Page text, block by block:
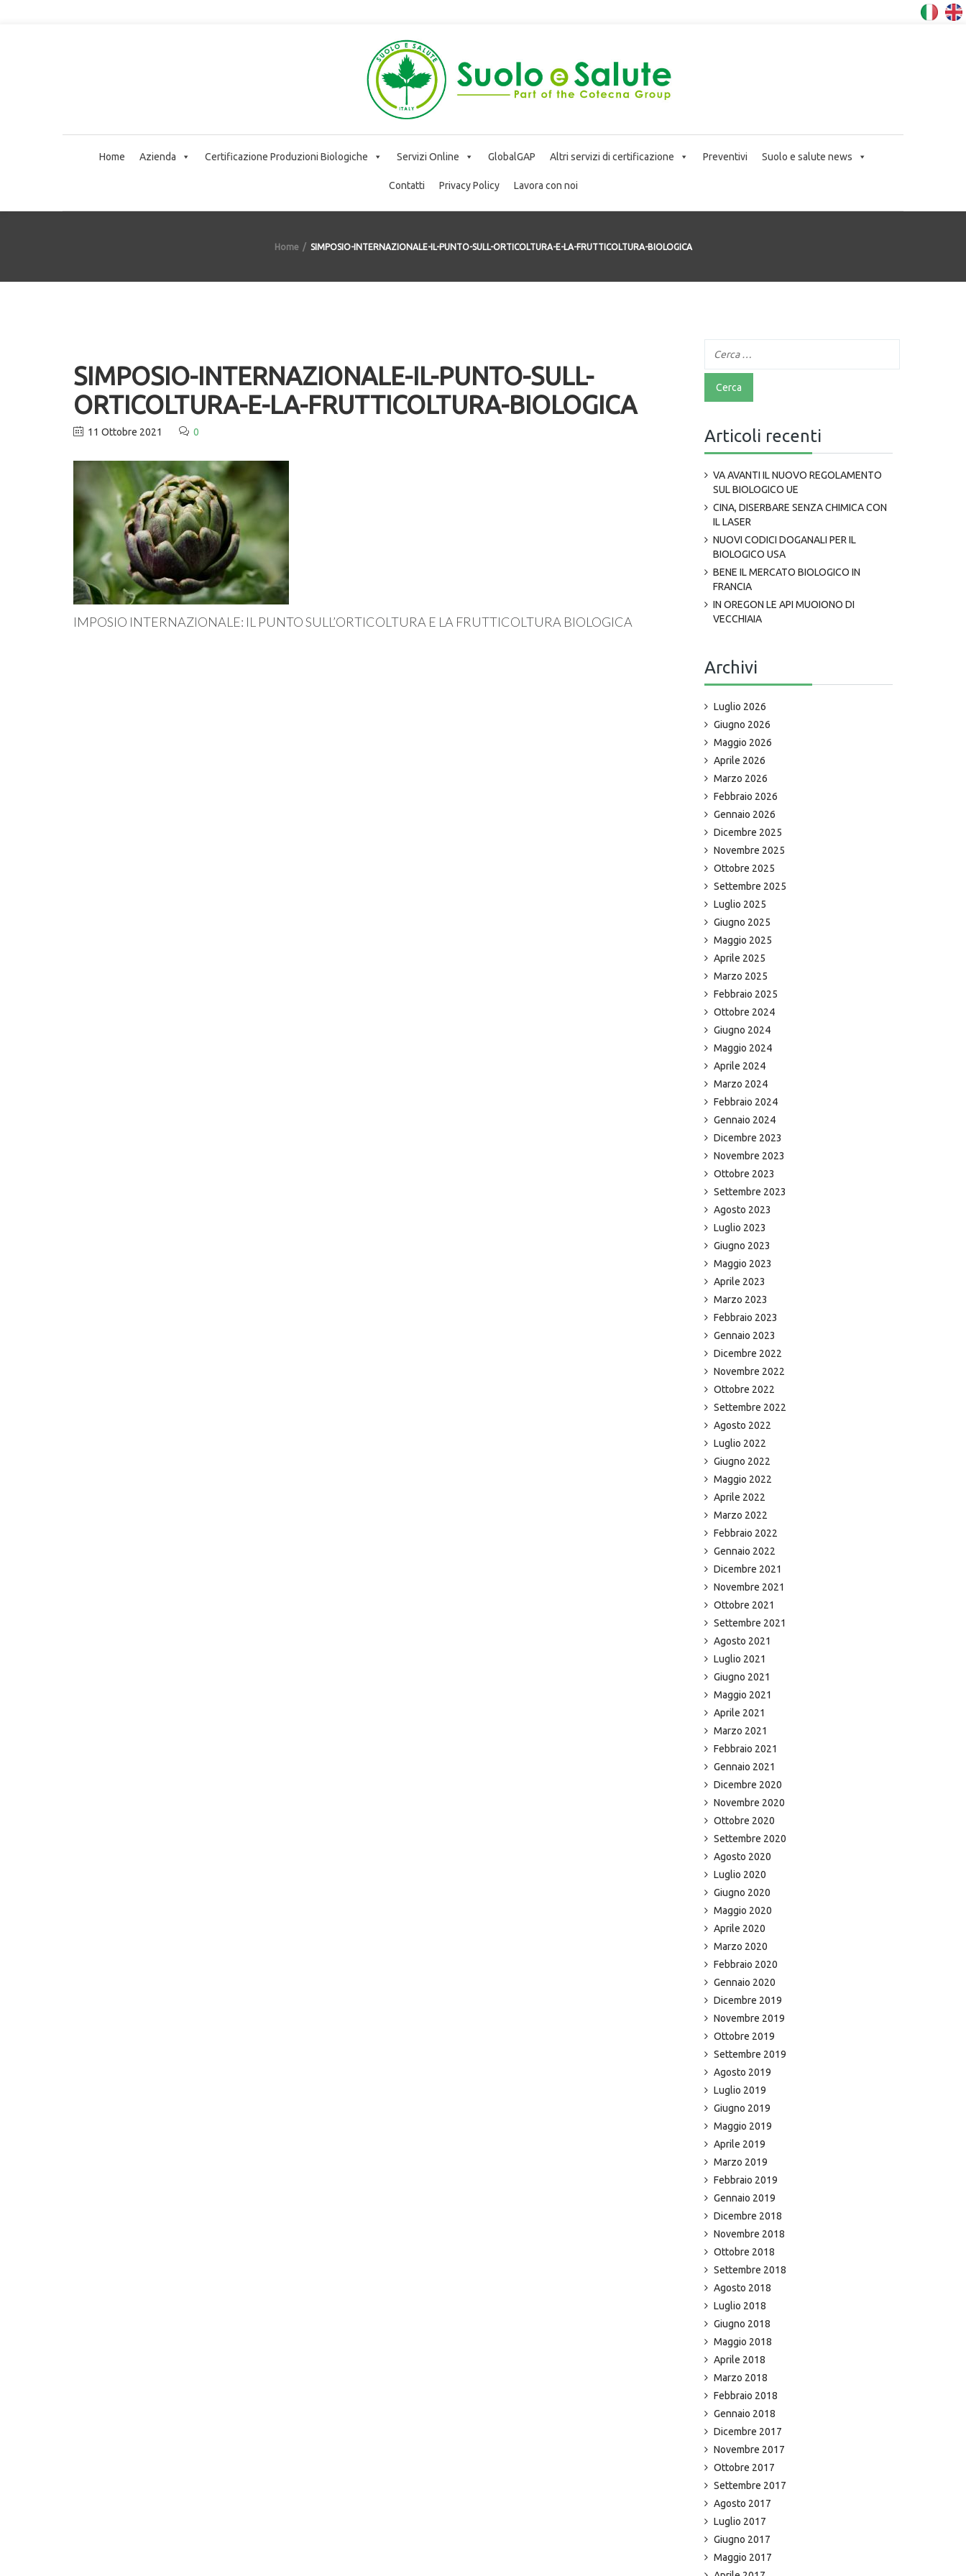
Home Azienda Certificazione Produzioni Biologiche Servizi Online GlobalGAP Altri servizi di certificazione Preventivi Suolo e salute news
Contatti Privacy Policy Lavora con noi
Home SIMPOSIO-INTERNAZIONALE-IL-PUNTO-SULL-ORTICOLTURA-E-LA-FRUTTICOLTURA-BIOLOGICA
SIMPOSIO-INTERNAZIONALE-IL-PUNTO-SULL-
ORTICOLTURA-E-LA-FRUTTICOLTURA-BIOLOGICA
11 Ottobre 2021 0
IMPOSIO INTERNAZIONALE: IL PUNTO SULL’ORTICOLTURA E LA FRUTTICOLTURA BIOLOGICA
Articoli recenti
VA AVANTI IL NUOVO REGOLAMENTO
SUL BIOLOGICO UE
CINA, DISERBARE SENZA CHIMICA CON
IL LASER
NUOVI CODICI DOGANALI PER IL
BIOLOGICO USA
BENE IL MERCATO BIOLOGICO IN
FRANCIA
IN OREGON LE API MUOIONO DI
VECCHIAIA
Archivi
Luglio 2026
Giugno 2026
Maggio 2026
Aprile 2026
Marzo 2026
Febbraio 2026
Gennaio 2026
Dicembre 2025
Novembre 2025
Ottobre 2025
Settembre 2025
Luglio 2025
Giugno 2025
Maggio 2025
Aprile 2025
Marzo 2025
Febbraio 2025
Ottobre 2024
Giugno 2024
Maggio 2024
Aprile 2024
Marzo 2024
Febbraio 2024
Gennaio 2024
Dicembre 2023
Novembre 2023
Ottobre 2023
Settembre 2023
Agosto 2023
Luglio 2023
Giugno 2023
Maggio 2023
Aprile 2023
Marzo 2023
Febbraio 2023
Gennaio 2023
Dicembre 2022
Novembre 2022
Ottobre 2022
Settembre 2022
Agosto 2022
Luglio 2022
Giugno 2022
Maggio 2022
Aprile 2022
Marzo 2022
Febbraio 2022
Gennaio 2022
Dicembre 2021
Novembre 2021
Ottobre 2021
Settembre 2021
Agosto 2021
Luglio 2021
Giugno 2021
Maggio 2021
Aprile 2021
Marzo 2021
Febbraio 2021
Gennaio 2021
Dicembre 2020
Novembre 2020
Ottobre 2020
Settembre 2020
Agosto 2020
Luglio 2020
Giugno 2020
Maggio 2020
Aprile 2020
Marzo 2020
Febbraio 2020
Gennaio 2020
Dicembre 2019
Novembre 2019
Ottobre 2019
Settembre 2019
Agosto 2019
Luglio 2019
Giugno 2019
Maggio 2019
Aprile 2019
Marzo 2019
Febbraio 2019
Gennaio 2019
Dicembre 2018
Novembre 2018
Ottobre 2018
Settembre 2018
Agosto 2018
Luglio 2018
Giugno 2018
Maggio 2018
Aprile 2018
Marzo 2018
Febbraio 2018
Gennaio 2018
Dicembre 2017
Novembre 2017
Ottobre 2017
Settembre 2017
Agosto 2017
Luglio 2017
Giugno 2017
Maggio 2017